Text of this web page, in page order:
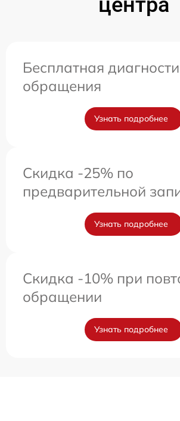
Бесплатная
обращения
Узнать подробнее
Скидка -25% по
предварительной
Узнать подробнее
Скидка -10% при
обращении
Узнать подробнее